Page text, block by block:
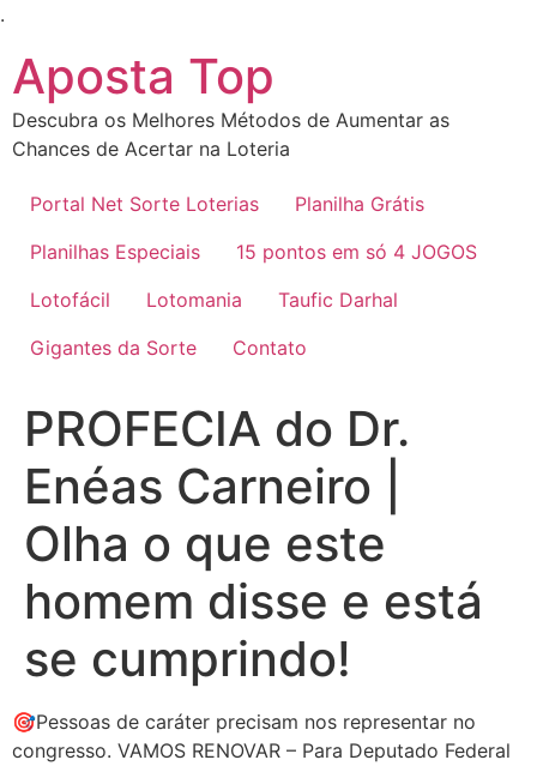
.
conteúdo
Aposta Top
Descubra os Melhores Métodos de Aumentar as
Chances de Acertar na Loteria
Portal Net Sorte Loterias
Planilha Grátis
Planilhas Especiais
15 pontos em só 4 JOGOS
Lotofácil
Lotomania
Taufic Darhal
Gigantes da Sorte
Contato
PROFECIA do Dr.
Enéas Carneiro |
Olha o que este
homem disse e está
se cumprindo!
🎯Pessoas de caráter precisam nos representar no
congresso. VAMOS RENOVAR – Para Deputado Federal